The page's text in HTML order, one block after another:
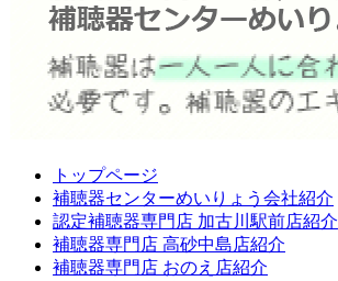
トップページ
補聴器センターめいりょう会社紹介
認定補聴器専門店 加古川駅前店紹介
補聴器専門店 高砂中島店紹介
補聴器専門店 おのえ店紹介